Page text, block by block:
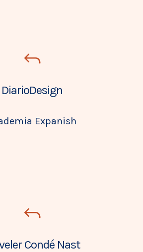
DiarioDesign
Expanish
Condé Nast